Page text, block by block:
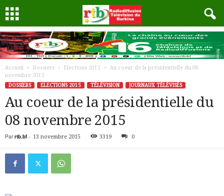
Accueil Dossiers Elections 2015
Au coeur de la présidentielle du 08
novembre 2015
DOSSIERS
ELECTIONS 2015 TÉLÉVISION JOURNAUX TÉLÉVISÉS
Au coeur de la présidentielle du
08 novembre 2015
Par rtb.bf- 13 novembre 2015 3319 0